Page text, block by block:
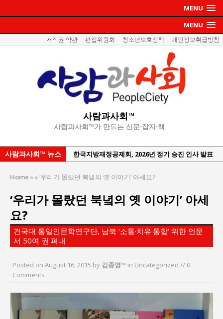
MENU
MENU
저작권·약관 편집위원회 청소년보호정책 개인정보취급방침
사람과사회™
사람과사회™가 만드는 신문·잡지·책
사람과사회™ 뉴스
한국지방재정공제회, 2026년 정기 승진 인사 발표
세미나 개최
서효석 충청향우회중앙회 총재 취임 논란 확산
“7월 1일 의장 선출은 ‘위법’이다”
김종대, “현대전, 강한 군대도 약해질 수 있다”
강산건설 박재윤 강제추행 사건, 무엇이 문제인가?
Home »»‘우리가 몰랐던 북녘의 옛 이야기’ 아세요?
‘우리가 몰랐던 북녘의 옛 이야기’ 아세
요?
건국대 통일인문학연구단, 남북 ‘소통·치유·통합’ 위한 인문
서 50여 권 펴내
Posted on August 16, 2015 by 김종영™ in Uncategorized // 0
Comments